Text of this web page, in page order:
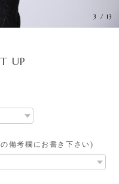
3 / 13
UP
備考欄にお書き下さい)